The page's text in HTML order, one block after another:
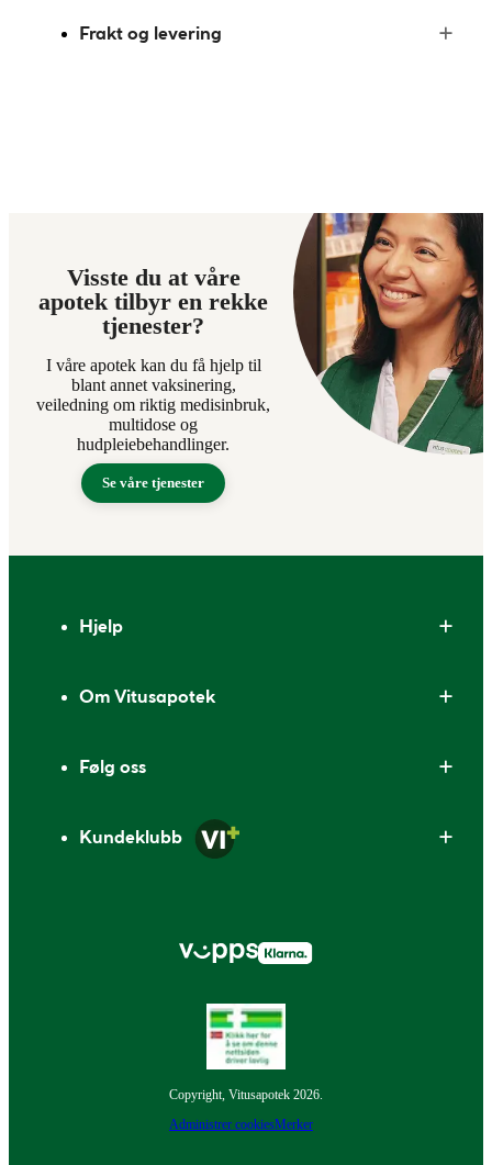
Frakt og levering
Visste du at våre
apotek tilbyr en rekke
tjenester?
I våre apotek kan du få hjelp til
blant annet vaksinering,
veiledning om riktig medisinbruk,
multidose og
hudpleiebehandlinger.
Se våre tjenester
Hjelp
Om Vitusapotek
Følg oss
Kundeklubb
Copyright, Vitusapotek 2026.
Administrer cookiesMerker